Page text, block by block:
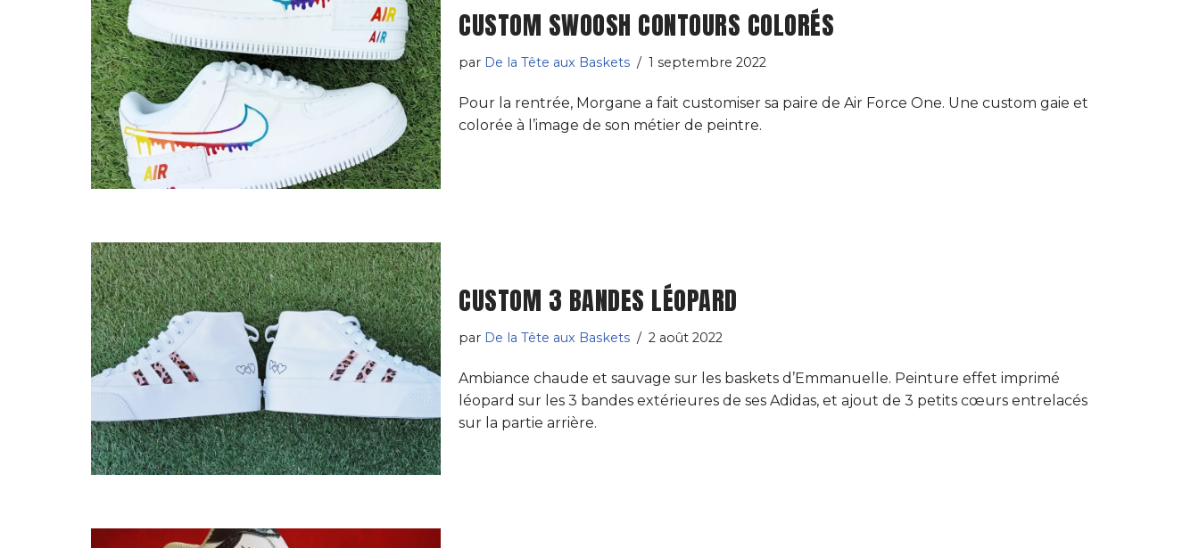
CUSTOM SWOOSH CONTOURS COLORÉS
par De la Tête aux Baskets 1 septembre 2022
Pour la rentrée, Morgane a fait customiser sa paire de Air Force One. Une custom gaie et
colorée à l’image de son métier de peintre.
CUSTOM 3 BANDES LÉOPARD
par De la Tête aux Baskets 2 août 2022
Ambiance chaude et sauvage sur les baskets d’Emmanuelle. Peinture effet imprimé
léopard sur les 3 bandes extérieures de ses Adidas, et ajout de 3 petits cœurs entrelacés
sur la partie arrière.